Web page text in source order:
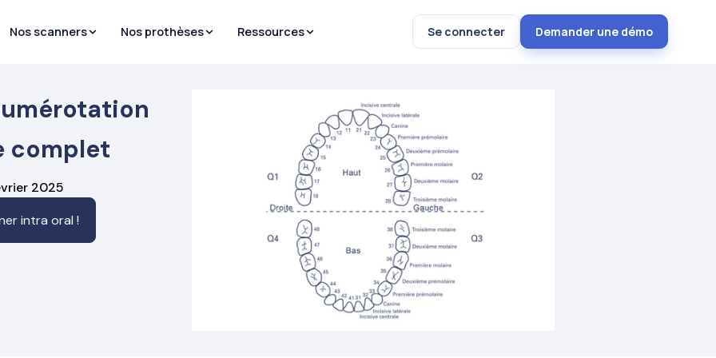
Nos scanners Nos prothèses Ressources Se connecter Demander une démo
complet
2025
intra oral !